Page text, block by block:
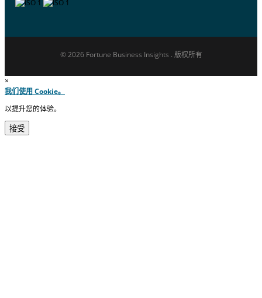
© 2026 Fortune Business Insights . 版权所有
×
我们使用 Cookie。
以提升您的体验。
接受